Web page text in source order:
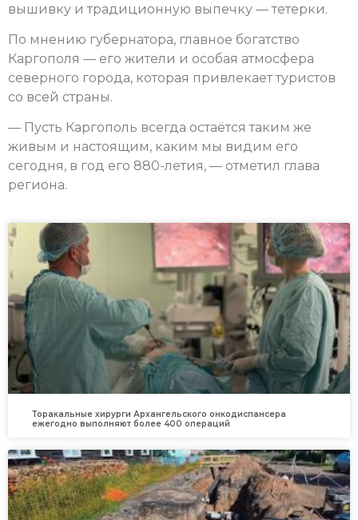
вышивку и традиционную выпечку — тетерки.
По мнению губернатора, главное богатство
Каргополя — его жители и особая атмосфера
северного города, которая привлекает туристов
со всей страны.
— Пусть Каргополь всегда остаётся таким же
живым и настоящим, каким мы видим его
сегодня, в год его 880-летия, — отметил глава
региона.
Торакальные хирурги Архангельского онкодиспансера
ежегодно выполняют более 400 операций